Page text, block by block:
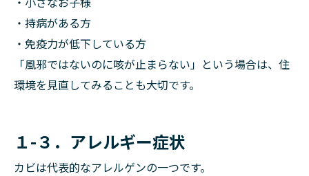
・持病がある方
・免疫力が低下している方
「風邪ではないのに咳が止まらない」という場合は、住
環境を見直してみることも大切です。
１-３．アレルギー症状
カビは代表的なアレルゲンの一つです。